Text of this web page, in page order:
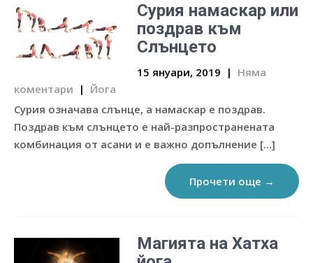
Сурия намаскар или
поздрав към
Слънцето
15 януари, 2019 | Няма
коментари | Йога
Сурия означава слънце, а намаскар е поздрав.
Поздрав към слънцето е най-разпространената
комбинация от асани и е важно допълнение […]
Прочети още →
Магията на Хатха